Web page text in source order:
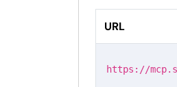
URL
https://